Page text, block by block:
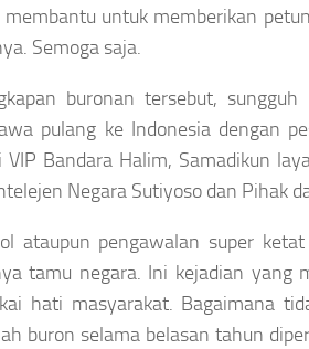
membantu untuk memberikan
Semoga saja.
buronan tersebut,
pulang ke Indonesia dengan
VIP Bandara Halim, Samadikun
Negara Sutiyoso dan Pihak
ataupun pengawalan super
tamu negara. Ini kejadian
hati masyarakat. Bagaimana
buron selama belasan tahun